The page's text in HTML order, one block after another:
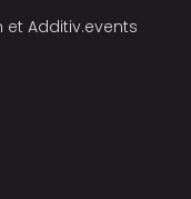
et Additiv.events